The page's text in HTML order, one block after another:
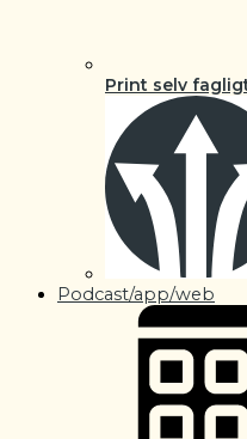
Print selv
Podcast/app/web